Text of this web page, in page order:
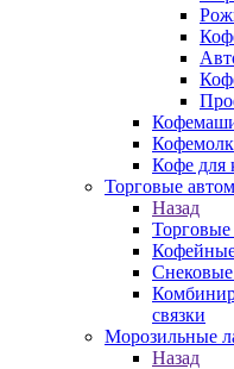
Кофе для
Торговые
Назад
Торговые
связки
Морозильные
Назад